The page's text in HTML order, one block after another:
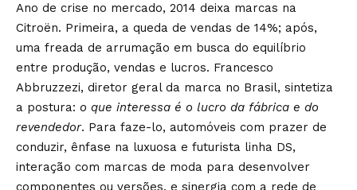
Ano de crise no mercado, 2014 deixa marcas na
Citroën. Primeira, a queda de vendas de 14%; após,
uma freada de arrumação em busca do equilíbrio
entre produção, vendas e lucros. Francesco
Abbruzzezi, diretor geral da marca no Brasil, sintetiza
a postura: o que interessa é o lucro da fábrica e do
revendedor. Para faze-lo, automóveis com prazer de
conduzir, ênfase na luxuosa e futurista linha DS,
interação com marcas de moda para desenvolver
componentes ou versões, e sinergia com a rede de